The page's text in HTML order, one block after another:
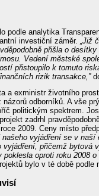
podle analytika
investiční záměr.
„Již
přišla o
Vedení městské
přistoupilo k tomuto
rizik transakce,”
a exministr životního
odborníků. A vše
politickým spektrem.
zadrhl
2009. Ceny místo
vyjádření se v
vyjádření, přičemž bytová
oproti roku 2008
bylo v té době podle